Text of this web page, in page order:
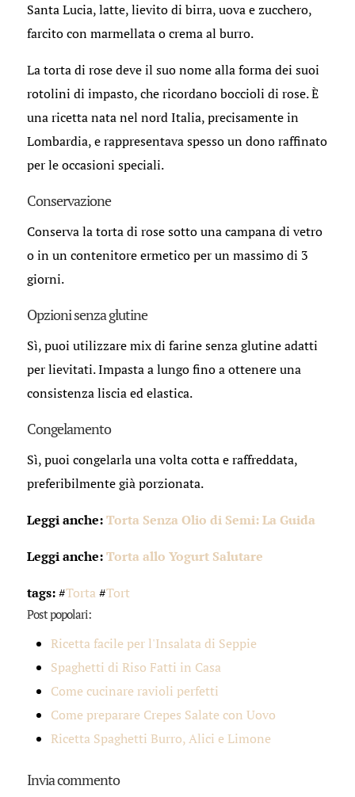
Santa Lucia, latte, lievito di birra, uova e zucchero,
farcito con marmellata o crema al burro.
La torta di rose deve il suo nome alla forma dei suoi
rotolini di impasto, che ricordano boccioli di rose. È
una ricetta nata nel nord Italia, precisamente in
Lombardia, e rappresentava spesso un dono raffinato
per le occasioni speciali.
Conservazione
Conserva la torta di rose sotto una campana di vetro
o in un contenitore ermetico per un massimo di 3
giorni.
Opzioni senza glutine
Sì, puoi utilizzare mix di farine senza glutine adatti
per lievitati. Impasta a lungo fino a ottenere una
consistenza liscia ed elastica.
Congelamento
Sì, puoi congelarla una volta cotta e raffreddata,
preferibilmente già porzionata.
Leggi anche:Torta Senza Olio di Semi: La Guida
Leggi anche:Torta allo Yogurt Salutare
tags:#Torta#Tort
Post popolari:
Ricetta facile per l'Insalata di Seppie
Spaghetti di Riso Fatti in Casa
Come cucinare ravioli perfetti
Come preparare Crepes Salate con Uovo
Ricetta Spaghetti Burro, Alici e Limone
Invia commento